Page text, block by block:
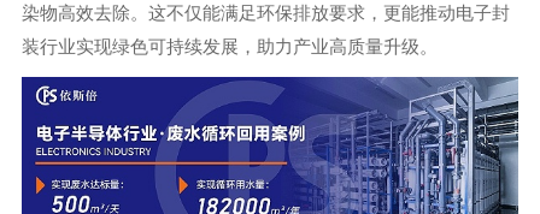
染物高效去除。这不仅能满足环保排放要求，更能推动电子封
装行业实现绿色可持续发展，助力产业高质量升级。